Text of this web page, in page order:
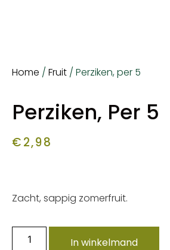
Home / Fruit / Perziken, per 5
Perziken, Per 5
€2,98
Zacht, sappig zomerfruit.
In winkelmand